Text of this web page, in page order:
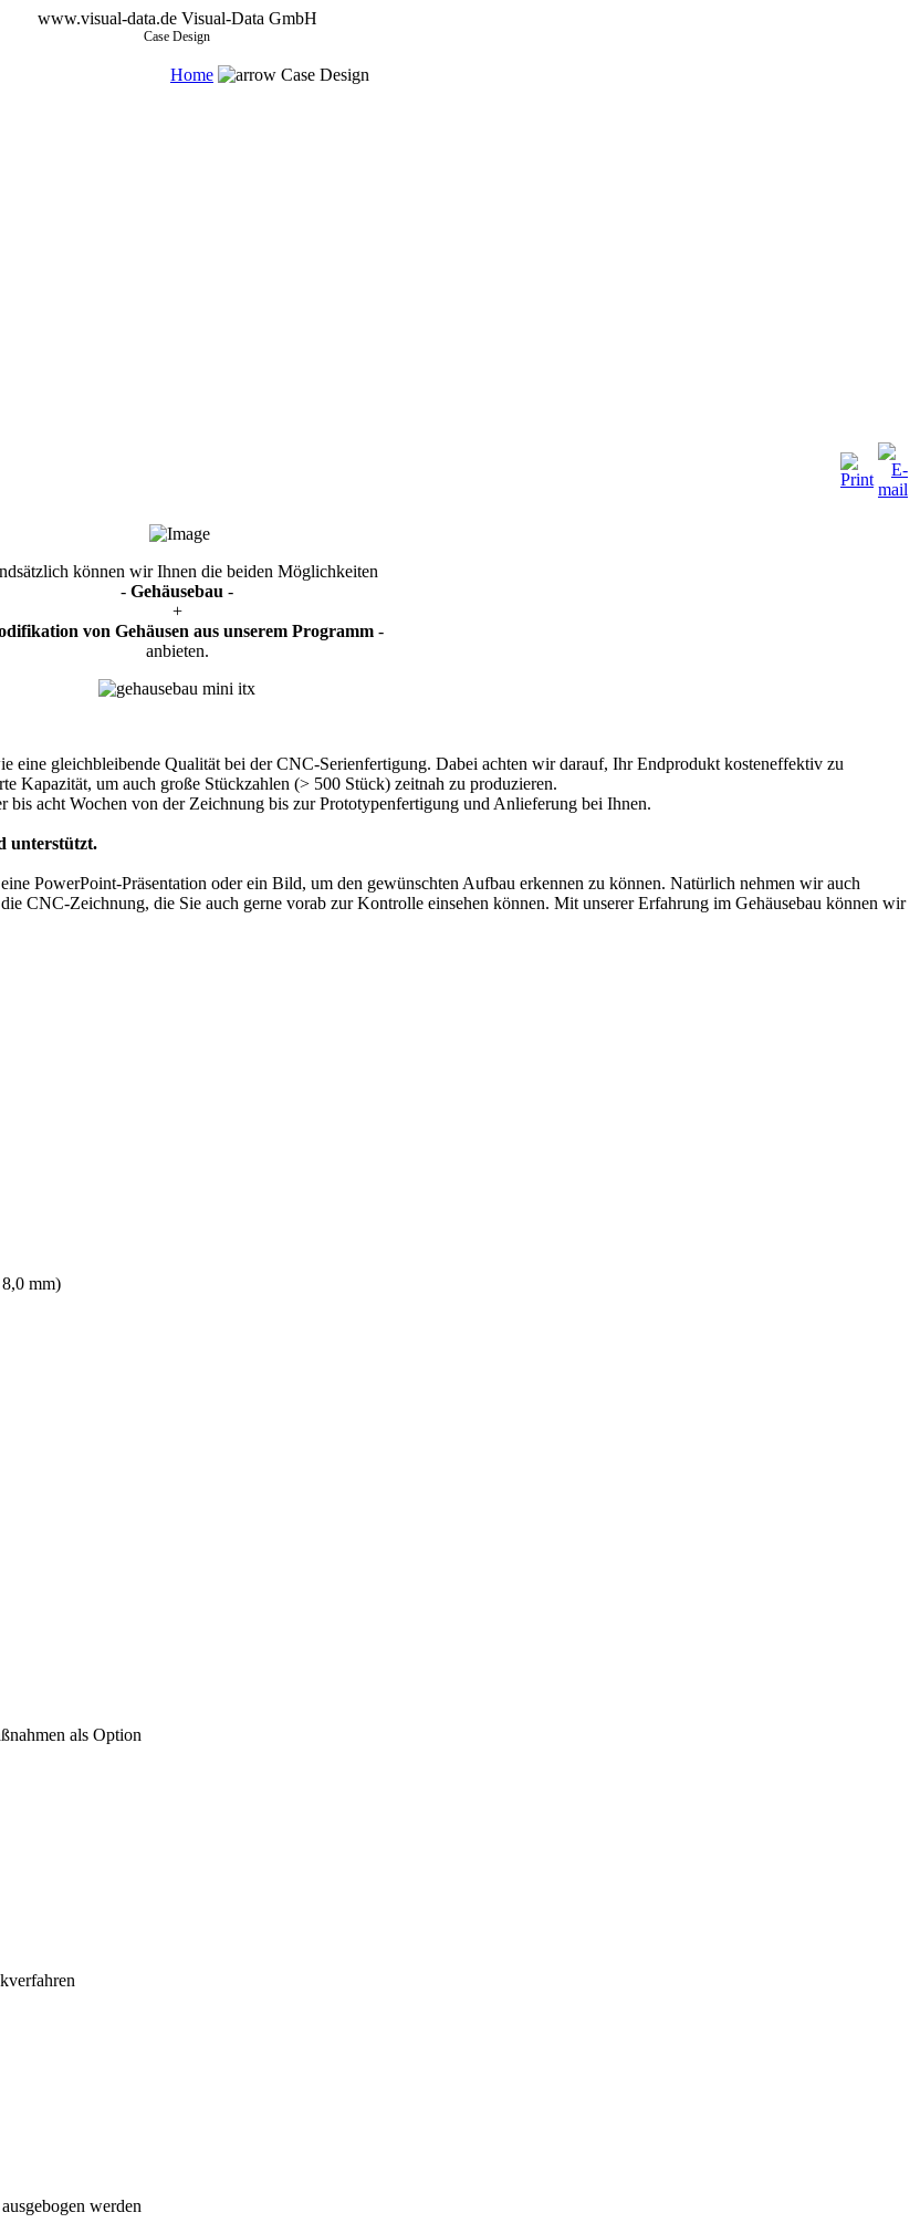
www.visual-data.de Visual-Data GmbH
Case Design
Home Case Design
können wir Ihnen die beiden Möglichkeiten
- Gehäusebau -
+
von Gehäusen aus unserem Programm-
anbieten.
eine gleichbleibende Qualität bei der CNC-Serienfertigung. Dabei achten wir darauf, Ihr Endprodukt kosteneffektiv zu
Kapazität, um auch große Stückzahlen (> 500 Stück) zeitnah zu produzieren.
acht Wochen von der Zeichnung bis zur Prototypenfertigung und Anlieferung bei Ihnen.
unterstützt.
PowerPoint-Präsentation oder ein Bild, um den gewünschten Aufbau erkennen zu können. Natürlich nehmen wir auch
CNC-Zeichnung, die Sie auch gerne vorab zur Kontrolle einsehen können. Mit unserer Erfahrung im Gehäusebau können wir
mm)
als Option
werden